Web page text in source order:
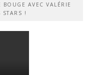
AVEC VALÉRIE
!